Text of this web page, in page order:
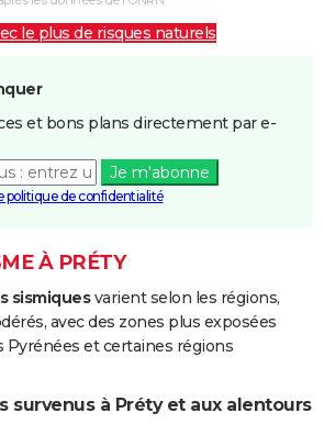
le plus de risques naturels
et bons plans directement par e-
Je m'abonne
politique de confidentialité
À PRÉTY
sismiquesvarient selon les régions,
avec des zones plus exposées
Pyrénées et certaines régions
survenus à Préty et aux alentours